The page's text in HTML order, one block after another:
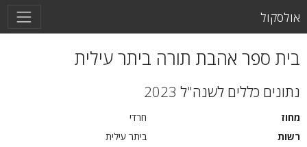
אולסקול
בית ספר אהבת תורה ביתר עילית
נתונים כללים לשנה"ל 2023
מחוז
חרדי
רשות
ביתר עילית